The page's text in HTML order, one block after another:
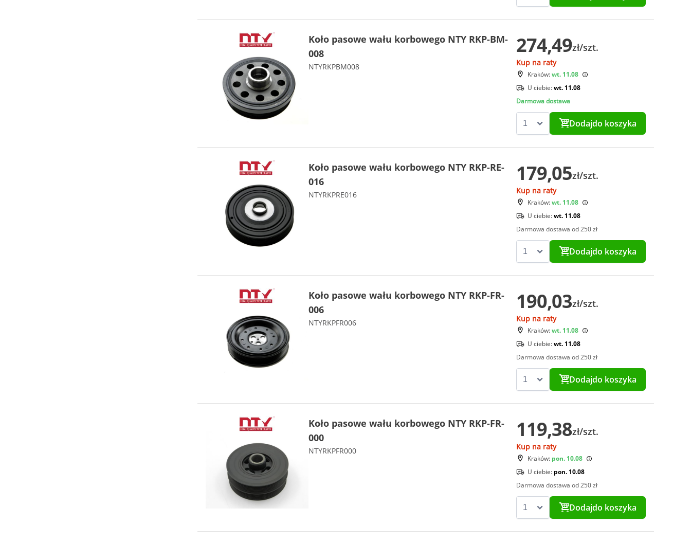
Koło pasowe wału korbowego NTY RKP-BM-
008
NTYRKPBM008
274,49zł/szt.
Kup na raty
Kraków:wt. 11.08
U ciebie:wt. 11.08
Darmowa dostawa
Dodajdo koszyka
Koło pasowe wału korbowego NTY RKP-RE-
016
NTYRKPRE016
179,05zł/szt.
Kup na raty
Kraków:wt. 11.08
U ciebie:wt. 11.08
Darmowa dostawa od 250 zł
Dodajdo koszyka
Koło pasowe wału korbowego NTY RKP-FR-
006
NTYRKPFR006
190,03zł/szt.
Kup na raty
Kraków:wt. 11.08
U ciebie:wt. 11.08
Darmowa dostawa od 250 zł
Dodajdo koszyka
Koło pasowe wału korbowego NTY RKP-FR-
000
NTYRKPFR000
119,38zł/szt.
Kup na raty
Kraków: pon. 10.08
U ciebie: pon. 10.08
Darmowa dostawa od 250 zł
Dodajdo koszyka